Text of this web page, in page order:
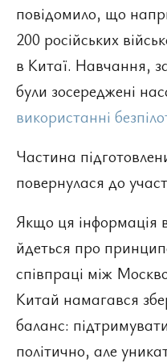
повідомило, що
200 російських
в Китаї. Навчання,
були зосереджені
використанні
Частина
повернулася до
Якщо ця інформація
йдеться про
співпраці між
Китай намагався
баланс:
політично, але